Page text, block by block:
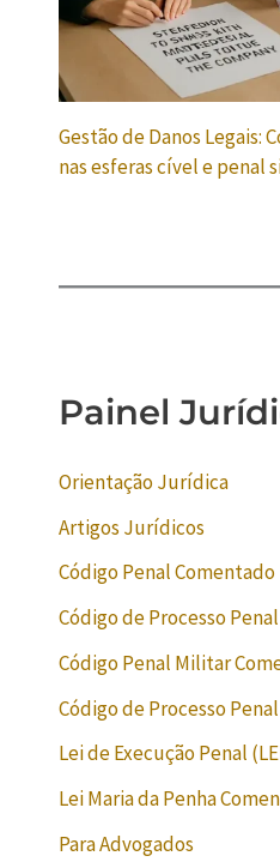
Gestão de Danos Legais:
nas esferas cível e penal
Painel
Orientação Jurídica
Artigos Jurídicos
Código Penal Comentado
Código de Processo
Código Penal Militar
Código de Processo
Lei de Execução Penal
Lei Maria da Penha
Para Advogados